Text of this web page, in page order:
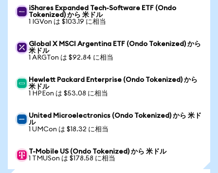
iShares Expanded Tech-Software ETF (Ondo
Tokenized) から 米ドル
1 IGVon は $103.19 に相当
Global X MSCI Argentina ETF (Ondo Tokenized) から
米ドル
1 ARGTon は $92.84 に相当
Hewlett Packard Enterprise (Ondo Tokenized) から
米ドル
1 HPEon は $53.08 に相当
United Microelectronics (Ondo Tokenized) から 米ド
ル
1 UMCon は $18.32 に相当
T-Mobile US (Ondo Tokenized) から 米ドル
1 TMUSon は $178.58 に相当